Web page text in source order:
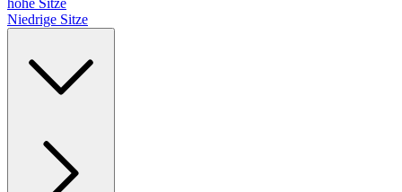
hohe Sitze
Niedrige Sitze